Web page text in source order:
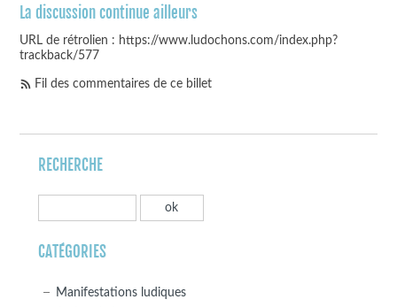
La discussion continue ailleurs
URL de rétrolien : https://www.ludochons.com/index.php?
trackback/577
Fil des commentaires de ce billet
RECHERCHE
CATÉGORIES
Manifestations ludiques